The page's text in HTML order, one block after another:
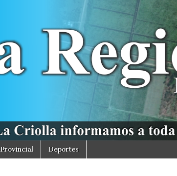
Provincial Deportes